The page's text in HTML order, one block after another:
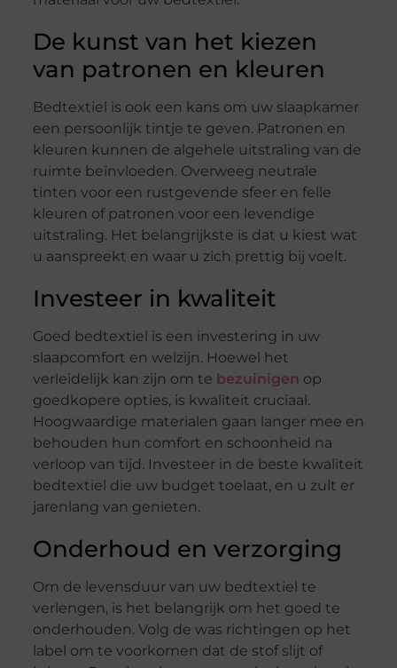
De kunst van het kiezen
van patronen en kleuren
Bedtextiel is ook een kans om uw slaapkamer
een persoonlijk tintje te geven. Patronen en
kleuren kunnen de algehele uitstraling van de
ruimte beïnvloeden. Overweeg neutrale
tinten voor een rustgevende sfeer en felle
kleuren of patronen voor een levendige
uitstraling. Het belangrijkste is dat u kiest wat
u aanspreekt en waar u zich prettig bij voelt.
Investeer in kwaliteit
Goed bedtextiel is een investering in uw
slaapcomfort en welzijn. Hoewel het
verleidelijk kan zijn om te bezuinigen op
goedkopere opties, is kwaliteit cruciaal.
Hoogwaardige materialen gaan langer mee en
behouden hun comfort en schoonheid na
verloop van tijd. Investeer in de beste kwaliteit
bedtextiel die uw budget toelaat, en u zult er
jarenlang van genieten.
Onderhoud en verzorging
Om de levensduur van uw bedtextiel te
verlengen, is het belangrijk om het goed te
onderhouden. Volg de was richtingen op het
label om te voorkomen dat de stof slijt of